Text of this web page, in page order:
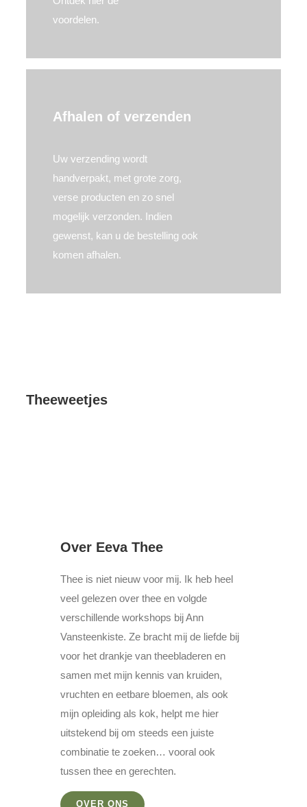
voordelen.
Afhalen of verzenden
Uw verzending wordt
handverpakt, met grote zorg,
verse producten en zo snel
mogelijk verzonden. Indien
gewenst, kan u de bestelling ook
komen afhalen.
Theeweetjes
Over Eeva Thee
Thee is niet nieuw voor mij. Ik heb heel
veel gelezen over thee en volgde
verschillende workshops bij Ann
Vansteenkiste. Ze bracht mij de liefde bij
voor het drankje van theebladeren en
samen met mijn kennis van kruiden,
vruchten en eetbare bloemen, als ook
mijn opleiding als kok, helpt me hier
uitstekend bij om steeds een juiste
combinatie te zoeken… vooral ook
tussen thee en gerechten.
OVER ONS